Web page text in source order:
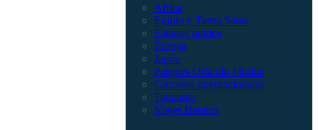
Africa
Egipto y Tierra Santa
Estados unidos
Europa
Japón
Parques Orlando Florida
Cruceros internacionales
Tailandia
Viajes Baratos